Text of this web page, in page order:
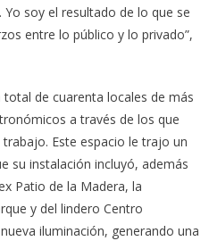
soy el resultado de lo que se
entre lo público y lo privado”,
de cuarenta locales de más
a través de los que
Este espacio le trajo un
su instalación incluyó, además
Patio de la Madera, la
y del lindero Centro
iluminación, generando una